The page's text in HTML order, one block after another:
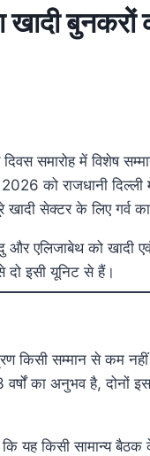
खादी
समारोह में विशेष
को राजधानी
सेक्टर के लिए गर्व का
एलिजाबेथ को खादी एवं
इसी यूनिट से हैं।
किसी सम्मान से कम
वर्षों का अनुभव है, दोनों
यह किसी सामान्य